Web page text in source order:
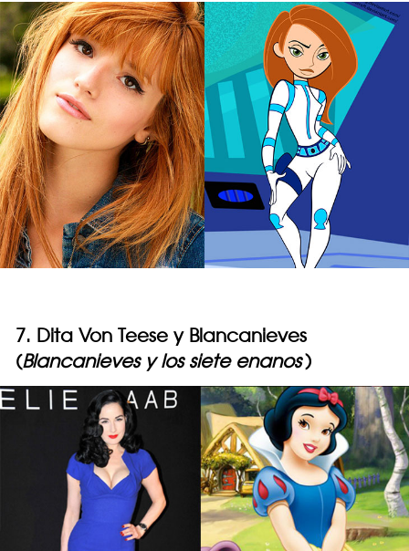
7. Dita Von Teese y Blancanieves
(Blancanieves y los siete enanos)